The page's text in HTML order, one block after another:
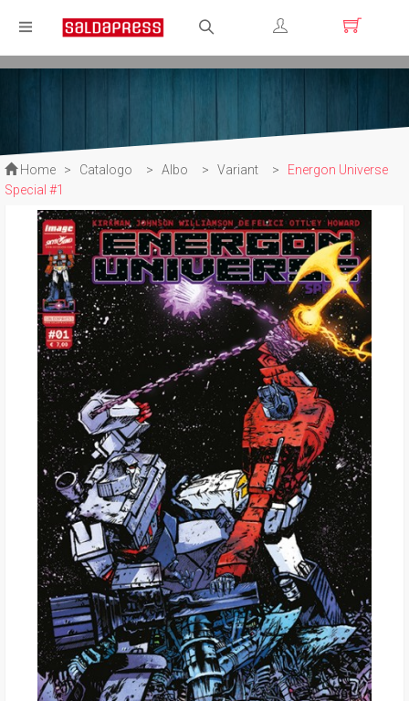
Registrati
Home > Catalogo > Albo > Variant >
Energon Universe
Special #1